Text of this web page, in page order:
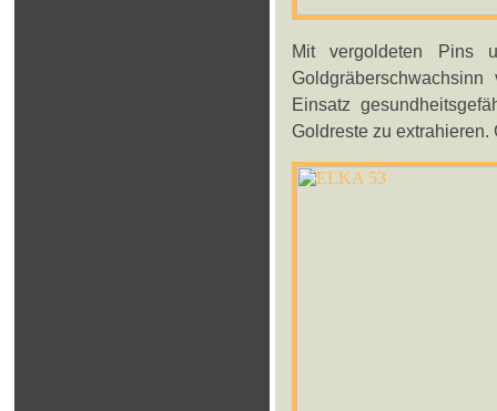
Mit vergoldeten Pins
Einsatz
Goldreste zu extrahieren.